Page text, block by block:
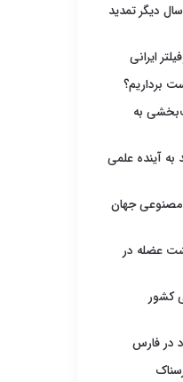
وویجر ۲ را یک سال دیگر تمدید
برداریم؟
به
به آینده علمی
مصنوعی جهان
عضله در
کشور
در فارس